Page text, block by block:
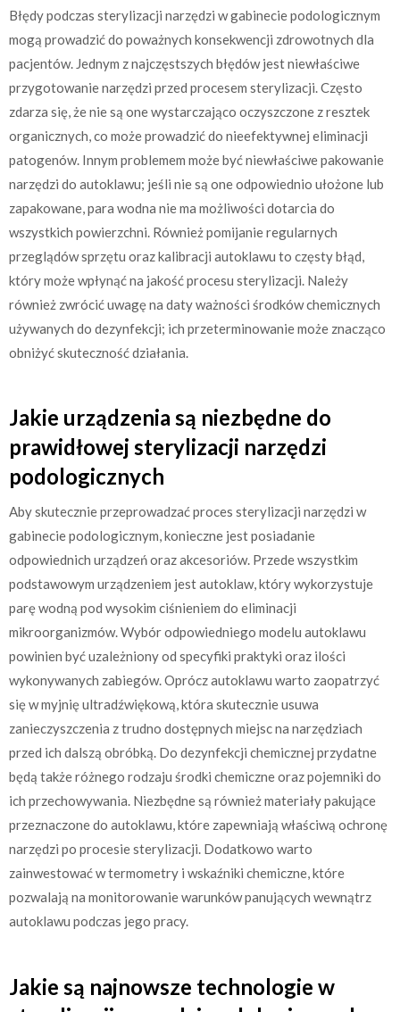
Błędy podczas sterylizacji narzędzi w gabinecie podologicznym
mogą prowadzić do poważnych konsekwencji zdrowotnych dla
pacjentów. Jednym z najczęstszych błędów jest niewłaściwe
przygotowanie narzędzi przed procesem sterylizacji. Często
zdarza się, że nie są one wystarczająco oczyszczone z resztek
organicznych, co może prowadzić do nieefektywnej eliminacji
patogenów. Innym problemem może być niewłaściwe pakowanie
narzędzi do autoklawu; jeśli nie są one odpowiednio ułożone lub
zapakowane, para wodna nie ma możliwości dotarcia do
wszystkich powierzchni. Również pomijanie regularnych
przeglądów sprzętu oraz kalibracji autoklawu to częsty błąd,
który może wpłynąć na jakość procesu sterylizacji. Należy
również zwrócić uwagę na daty ważności środków chemicznych
używanych do dezynfekcji; ich przeterminowanie może znacząco
obniżyć skuteczność działania.
Jakie urządzenia są niezbędne do
prawidłowej sterylizacji narzędzi
podologicznych
Aby skutecznie przeprowadzać proces sterylizacji narzędzi w
gabinecie podologicznym, konieczne jest posiadanie
odpowiednich urządzeń oraz akcesoriów. Przede wszystkim
podstawowym urządzeniem jest autoklaw, który wykorzystuje
parę wodną pod wysokim ciśnieniem do eliminacji
mikroorganizmów. Wybór odpowiedniego modelu autoklawu
powinien być uzależniony od specyfiki praktyki oraz ilości
wykonywanych zabiegów. Oprócz autoklawu warto zaopatrzyć
się w myjnię ultradźwiękową, która skutecznie usuwa
zanieczyszczenia z trudno dostępnych miejsc na narzędziach
przed ich dalszą obróbką. Do dezynfekcji chemicznej przydatne
będą także różnego rodzaju środki chemiczne oraz pojemniki do
ich przechowywania. Niezbędne są również materiały pakujące
przeznaczone do autoklawu, które zapewniają właściwą ochronę
narzędzi po procesie sterylizacji. Dodatkowo warto
zainwestować w termometry i wskaźniki chemiczne, które
pozwalają na monitorowanie warunków panujących wewnątrz
autoklawu podczas jego pracy.
Jakie są najnowsze technologie w